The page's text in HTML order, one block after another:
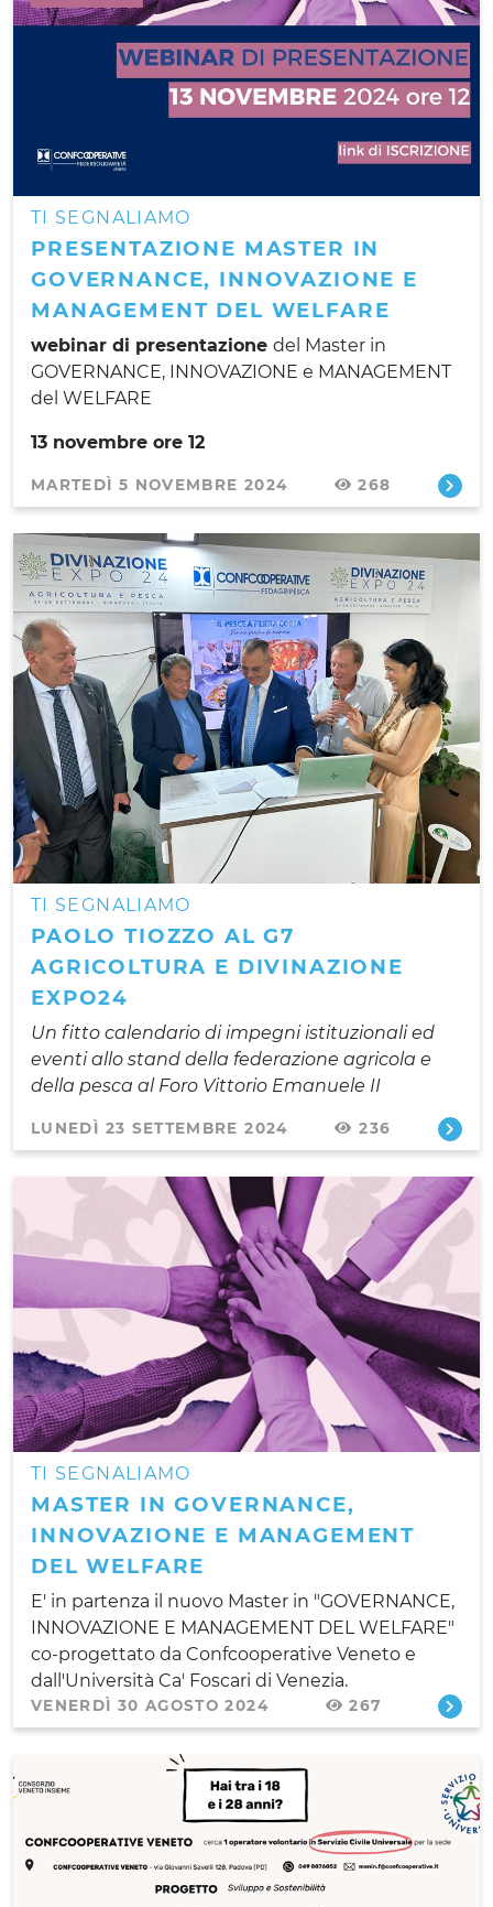
TI SEGNALIAMO
PRESENTAZIONE MASTER IN
GOVERNANCE, INNOVAZIONE E
MANAGEMENT DEL WELFARE
webinar di presentazione del Master in
GOVERNANCE, INNOVAZIONE e MANAGEMENT
del WELFARE
13 novembre ore 12
MARTEDÌ 5 NOVEMBRE 2024 268
TI SEGNALIAMO
PAOLO TIOZZO AL G7
AGRICOLTURA E DIVINAZIONE
EXPO24
Un fitto calendario di impegni istituzionali ed
eventi allo stand della federazione agricola e
della pesca al Foro Vittorio Emanuele II
LUNEDÌ 23 SETTEMBRE 2024 236
TI SEGNALIAMO
MASTER IN GOVERNANCE,
INNOVAZIONE E MANAGEMENT
DEL WELFARE
E' in partenza il nuovo Master in "GOVERNANCE,
INNOVAZIONE E MANAGEMENT DEL WELFARE"
co-progettato da Confcooperative Veneto e
dall'Università Ca' Foscari di Venezia.
VENERDÌ 30 AGOSTO 2024 267